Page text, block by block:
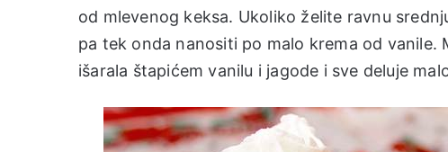
od mlevenog keksa. Ukoliko želite ravnu
pa tek onda nanositi po malo krema od vanile.
išarala štapićem vanilu i jagode i sve deluje